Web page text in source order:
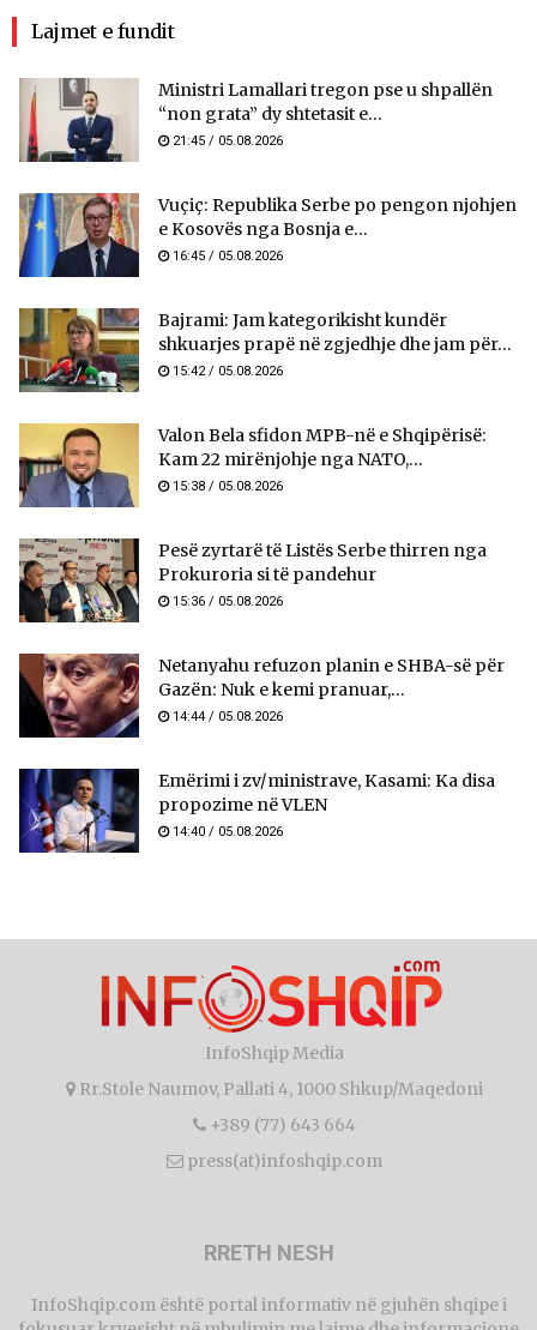
Lajmet e fundit
Ministri Lamallari tregon pse u shpallën
“non grata” dy shtetasit e...
21:45 / 05.08.2026
Vuçiç: Republika Serbe po pengon njohjen
e Kosovës nga Bosnja e...
16:45 / 05.08.2026
Bajrami: Jam kategorikisht kundër
shkuarjes prapë në zgjedhje dhe jam për...
15:42 / 05.08.2026
Valon Bela sfidon MPB-në e Shqipërisë:
Kam 22 mirënjohje nga NATO,...
15:38 / 05.08.2026
Pesë zyrtarë të Listës Serbe thirren nga
Prokuroria si të pandehur
15:36 / 05.08.2026
Netanyahu refuzon planin e SHBA-së për
Gazën: Nuk e kemi pranuar,...
14:44 / 05.08.2026
Emërimi i zv/ministrave, Kasami: Ka disa
propozime në VLEN
14:40 / 05.08.2026
InfoShqip Media
Rr.Stole Naumov, Pallati 4, 1000 Shkup/Maqedoni
+389 (77) 643 664
press(at)infoshqip.com
RRETH NESH
InfoShqip.com është portal informativ në gjuhën shqipe i